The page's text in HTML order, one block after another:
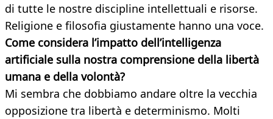
di tutte le nostre discipline intellettuali e risorse.
Religione e filosofia giustamente hanno una voce.
Come considera l’impatto dell’intelligenza
artificiale sulla nostra comprensione della libertà
umana e della volontà?
Mi sembra che dobbiamo andare oltre la vecchia
opposizione tra libertà e determinismo. Molti